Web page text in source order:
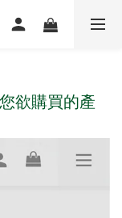
欲購買的產